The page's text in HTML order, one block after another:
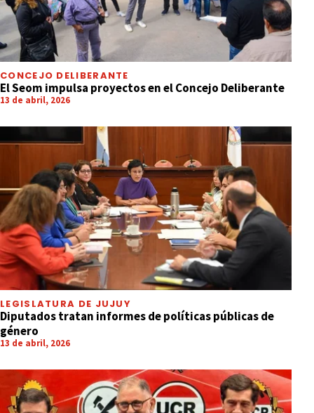
CONCEJO DELIBERANTE
El Seom impulsa proyectos en el Concejo Deliberante
13 de abril, 2026
LEGISLATURA DE JUJUY
Diputados tratan informes de políticas públicas de
género
13 de abril, 2026